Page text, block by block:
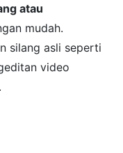
atau
mudah.
silang asli seperti
video